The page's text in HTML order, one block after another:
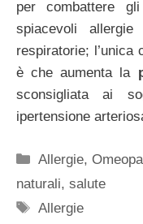
per combattere
spiacevoli
respiratorie; l’unica
è che aumenta la
sconsigliata ai
ipertensione
Categorie
Allergie,
naturali, salute
Tag
Allergie